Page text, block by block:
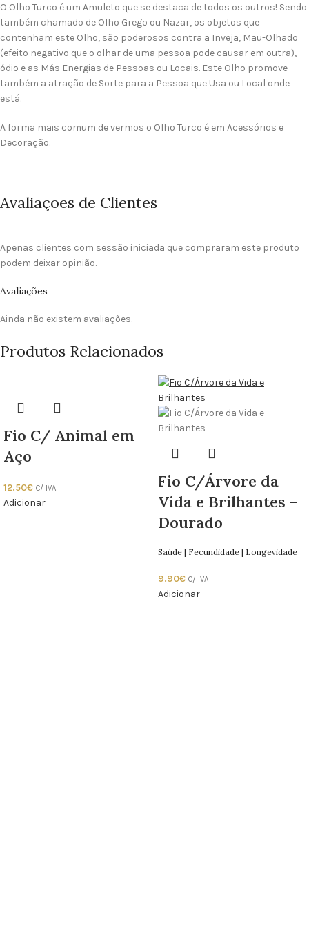
O Olho Turco é um Amuleto que se destaca de todos os outros! Sendo
também chamado de Olho Grego ou Nazar, os objetos que
contenham este Olho, são poderosos contra a Inveja, Mau-Olhado
(efeito negativo que o olhar de uma pessoa pode causar em outra),
ódio e as Más Energias de Pessoas ou Locais. Este Olho promove
também a atração de Sorte para a Pessoa que Usa ou Local onde
está.
A forma mais comum de vermos o Olho Turco é em Acessórios e
Decoração.
Avaliações de Clientes
Avaliações
Ainda não existem avaliações.
Apenas clientes com sessão iniciada que compraram este produto
podem deixar opinião.
Produtos Relacionados
Fio C/ Animal em
Aço
12.50€ C/ IVA
Adicionar
Fio C/Árvore da
Vida e Brilhantes –
Dourado
Saúde | Fecundidade | Longevidade
9.90€ C/ IVA
Adicionar